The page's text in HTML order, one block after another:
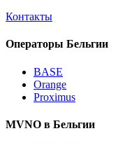
Контакты
Операторы Бельгии
BASE
Orange
Proximus
MVNO в Бельгии